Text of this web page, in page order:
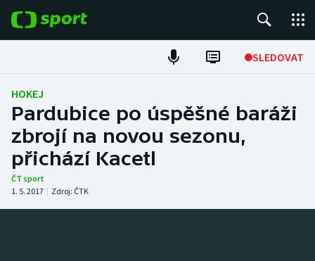
SLEDOVAT
Fotbal
Hokej
Tenis
Atletika
HOKEJ
Pardubice po úspěšné baráži
zbrojí na novou sezonu,
přichází Kacetl
ČT sport
1. 5. 2017 | Zdroj: ČTK